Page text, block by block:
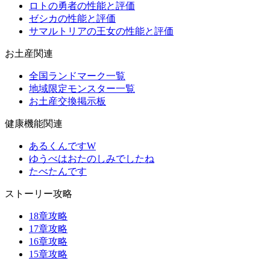
ロトの勇者の性能と評価
ゼシカの性能と評価
サマルトリアの王女の性能と評価
お土産関連
全国ランドマーク一覧
地域限定モンスター一覧
お土産交換掲示板
健康機能関連
あるくんですW
ゆうべはおたのしみでしたね
たべたんです
ストーリー攻略
18章攻略
17章攻略
16章攻略
15章攻略